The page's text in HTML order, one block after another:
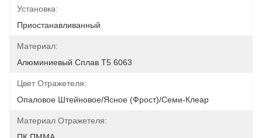
Установка:
Приостанавливанный
Материал:
Алюминиевый Сплав Т5 6063
Цвет Отражетеля:
Опаловое Штейновое/ясное (Фрост)/Семи-Клеар
Материал Отражетеля: